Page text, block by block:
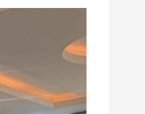
داخلية
ديكور
شاشات
والخشب
جدة